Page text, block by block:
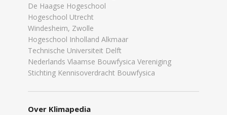
De Haagse Hogeschool
Hogeschool Utrecht
Windesheim, Zwolle
Hogeschool Inholland Alkmaar
Technische Universiteit Delft
Nederlands Vlaamse Bouwfysica Vereniging
Stichting Kennisoverdracht Bouwfysica
Over Klimapedia